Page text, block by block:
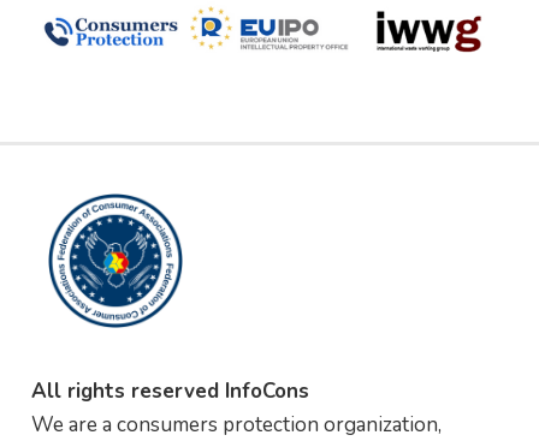
All rights reserved InfoCons
We are a consumers protection organization,